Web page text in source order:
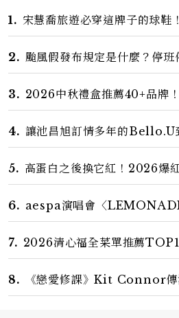
1. 宋慧喬旅遊必穿這牌子的球鞋
AUTRY究竟有什麼魅力讓她愛
2. 颱風假發布規定是什麼？停
假有薪水嗎、可否拒絕上班？
3. 2026中秋禮盒推薦40+品牌
送長輩、送客戶一次挑
4. 讓池昌旭訂情多年的Bello.U
神發光乳霜～「肽光透亮緊緻霜
肌，熬夜拍戲不顯疲倦感，超神！
5. 高蛋白之後換它紅！2026
是什麼？一天30g纖維，原來不
6. aespa演唱會〈
女偶像3招搭法、Karina同款造
7. 2026清心福全菜單推薦
神飲、黃金甜度一次看
8.
《戀愛修課》Kit Connor傳
新版《X戰警》，可望搭檔